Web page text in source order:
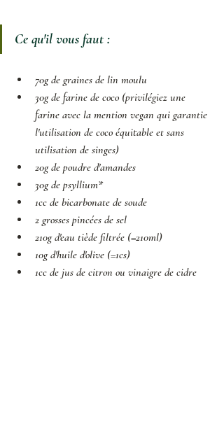
Ce qu'il vous faut :
70g de graines de lin moulu
30g de farine de coco (privilégiez une
farine avec la mention vegan qui garantie
l'utilisation de coco équitable et sans
utilisation de singes)
20g de poudre d'amandes
30g de psyllium*
1cc de bicarbonate de soude
2 grosses pincées de sel
210g d'eau tiède filtrée (=210ml)
10g d'huile d'olive (=1cs)
1cc de jus de citron ou vinaigre de cidre